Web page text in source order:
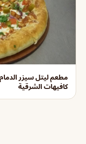
مطعم ليتل سيزر
كافيهات الشرقية